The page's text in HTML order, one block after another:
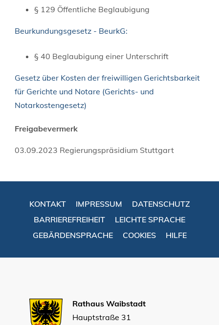
§ 129 Öffentliche Beglaubigung
Beurkundungsgesetz - BeurkG:
§ 40 Beglaubigung einer Unterschrift
Gesetz über Kosten der freiwilligen Gerichtsbarkeit
für Gerichte und Notare (Gerichts- und
Notarkostengesetz)
Freigabevermerk
03.09.2023 Regierungspräsidium Stuttgart
KONTAKT IMPRESSUM
DATENSCHUTZ
BARRIEREFREIHEIT
LEICHTE SPRACHE
GEBÄRDENSPRACHE
COOKIES HILFE
Rathaus Waibstadt
Hauptstraße 31